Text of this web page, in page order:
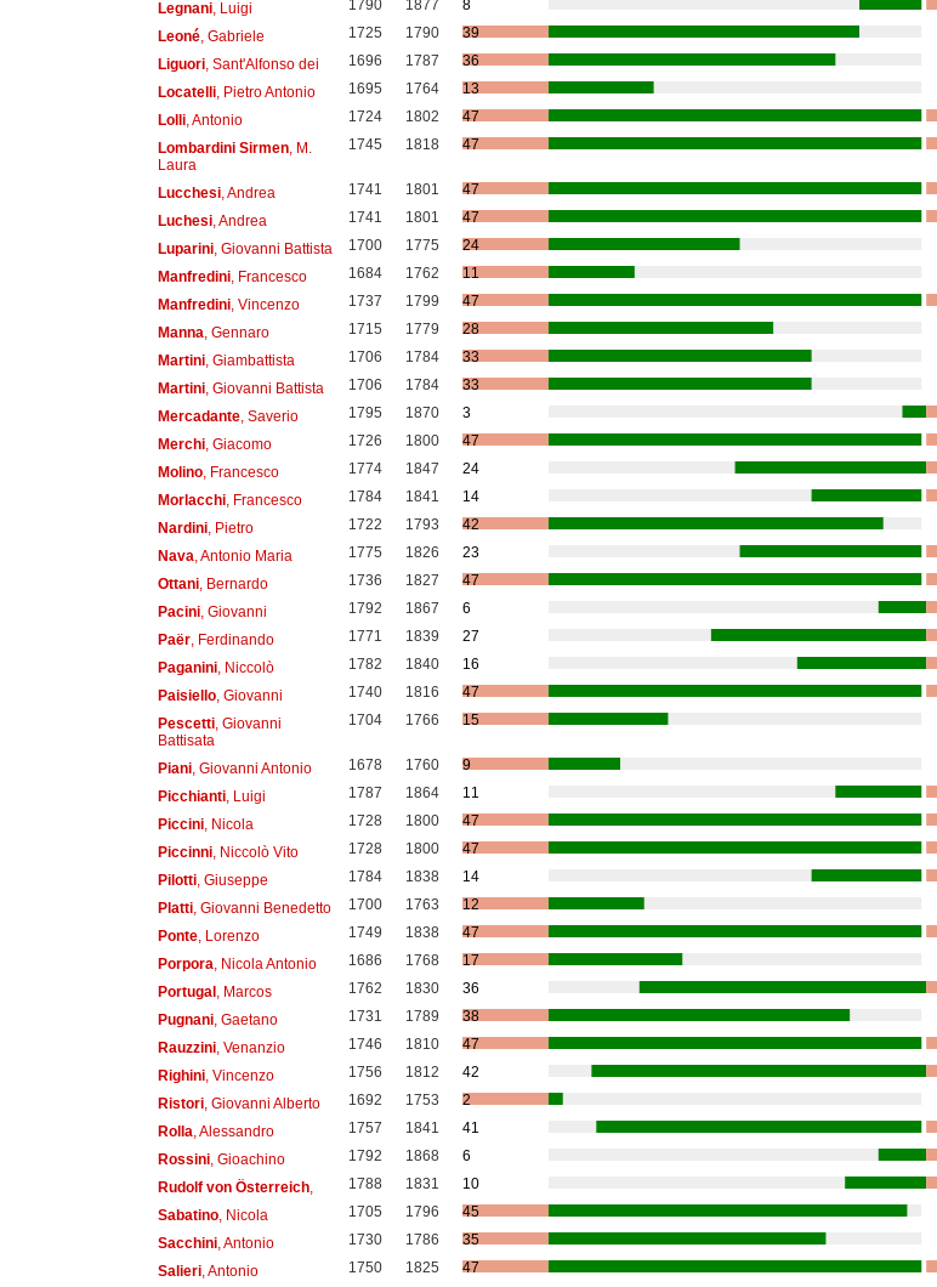
Legnani, Luigi 1790 1877
8
Leoné, Gabriele 1725 1790
39
Liguori, Sant'Alfonso dei 1696 1787
36
Locatelli, Pietro Antonio 1695 1764
13
Lolli, Antonio 1724 1802
47
Lombardini Sirmen, M.
Laura
1745 1818 47
Lucchesi, Andrea 1741 1801
47
Luchesi, Andrea 1741 1801
47
Luparini, Giovanni Battista 1700 1775
24
Manfredini, Francesco 1684 1762
11
Manfredini, Vincenzo 1737 1799
47
Manna , Gennaro 1715 1779
28
Martini, Giambattista 1706 1784
33
Martini, Giovanni Battista 1706 1784
33
Mercadante, Saverio 1795 1870
3
Merchi, Giacomo 1726 1800
47
Molino, Francesco 1774 1847
24
Morlacchi, Francesco 1784 1841
14
Nardini, Pietro 1722 1793
42
Nava , Antonio Maria 1775 1826
23
Ottani, Bernardo 1736 1827
47
Pacini, Giovanni 1792 1867
6
Paër, Ferdinando 1771 1839
27
Paganini, Niccolò 1782 1840
16
Paisiello, Giovanni 1740 1816
47
Pescetti, Giovanni
Battisata
1704 1766 15
Piani, Giovanni Antonio 1678 1760
9
Picchianti, Luigi 1787 1864
11
Piccini, Nicola 1728 1800
47
Piccinni, Niccolò Vito 1728 1800
47
Pilotti, Giuseppe 1784 1838
14
Platti, Giovanni Benedetto 1700 1763
12
Ponte, Lorenzo 1749 1838
47
Porpora , Nicola Antonio 1686 1768
17
Portugal, Marcos 1762 1830
36
Pugnani, Gaetano 1731 1789
38
Rauzzini, Venanzio 1746 1810
47
Righini, Vincenzo 1756 1812
42
Ristori, Giovanni Alberto 1692 1753
2
Rolla , Alessandro 1757 1841
41
Rossini, Gioachino 1792 1868
6
Rudolf von Österreich, 1788 1831
10
Sabatino, Nicola 1705 1796
45
Sacchini, Antonio 1730 1786
35
Salieri, Antonio 1750 1825 47